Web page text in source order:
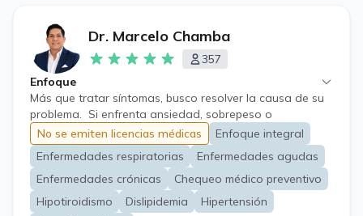
Dr. Marcelo Chamba
357
Enfoque
Más que tratar síntomas, busco resolver la causa de su
problema. Si enfrenta ansiedad, sobrepeso o
enfermedades crónicas, trabajaremos con un plan
médico integral, personalizado y basado en evidencia.
No se emiten licencias médicas
Enfoque integral
Enfermedades respiratorias
Enfermedades agudas
Enfermedades crónicas
Chequeo médico preventivo
Hipotiroidismo
Dislipidemia
Hipertensión